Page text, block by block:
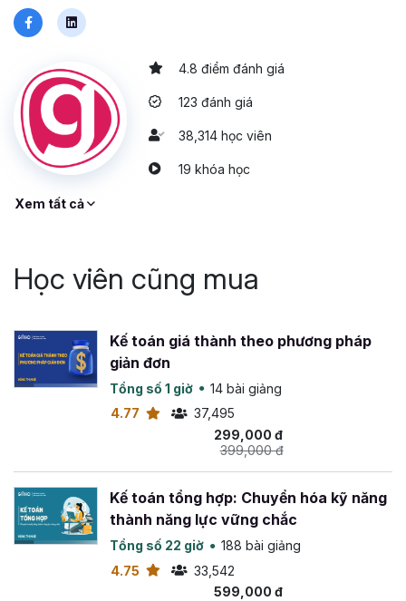
4.8 điểm đánh giá
123 đánh giá
38,314 học viên
19 khóa học
Xem tất cả
Học viên cũng mua
Kế toán giá thành theo phương pháp
giản đơn
Tổng số 1 giờ
14 bài giảng
4.77
37,495
299,000 đ
399,000 đ
Kế toán tổng hợp: Chuyển hóa kỹ năng
thành năng lực vững chắc
Tổng số 22 giờ
188 bài giảng
4.75
33,542
599,000 đ